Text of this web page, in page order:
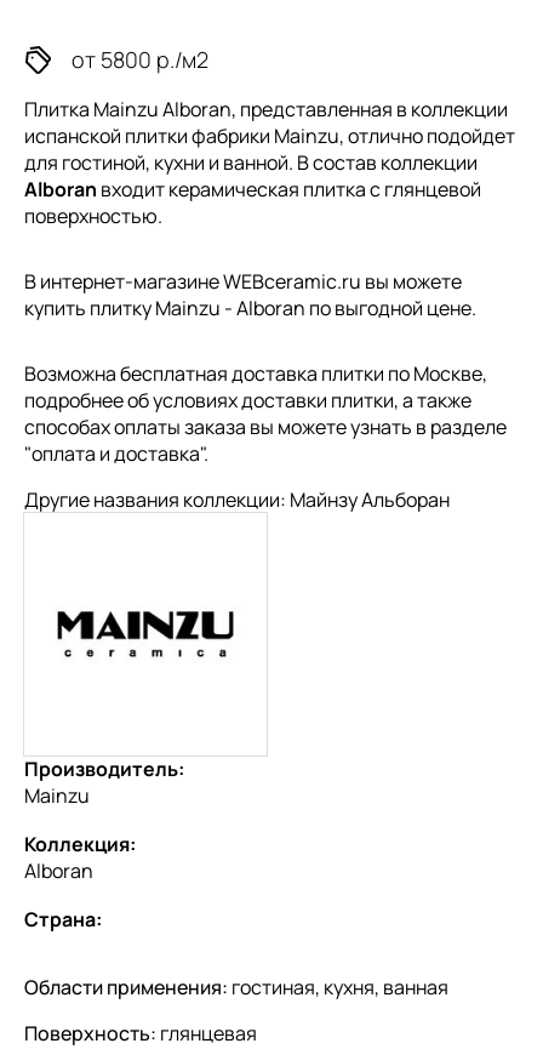
от 5800 р./м2
Плитка Mainzu Alboran, представленная в коллекции
испанской плиткифабрики Mainzu, отлично подойдет
для гостиной, кухни и ванной. В состав коллекции
Alboran входит керамическая плитка с глянцевой
поверхностью.
В интернет-магазине WEBceramic.ru вы можете
купить плитку Mainzu - Alboran по выгодной цене.
Возможна бесплатная доставка плитки по Москве,
подробнее об условиях доставки плитки, а также
способах оплаты заказа вы можете узнать в разделе
"оплата и доставка".
Другие названия коллекции: Майнзу Альборан
Производитель:
Mainzu
Коллекция:
Alboran
Страна:
Области применения: гостиная, кухня, ванная
Поверхность: глянцевая